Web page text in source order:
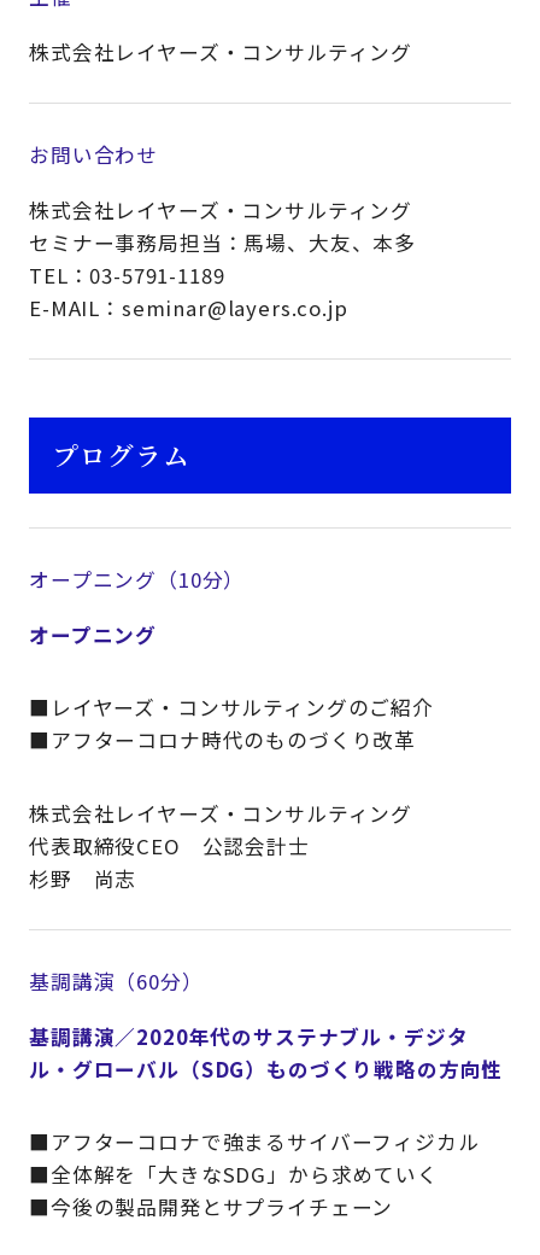
株式会社レイヤーズ・コンサルティング
お問い合わせ
株式会社レイヤーズ・コンサルティング
セミナー事務局担当：馬場、大友、本多
TEL：03-5791-1189
E-MAIL：seminar@layers.co.jp
プログラム
オープニング（10分）
オープニング
■レイヤーズ・コンサルティングのご紹介
■アフターコロナ時代のものづくり改革
株式会社レイヤーズ・コンサルティング
代表取締役CEO 公認会計士
杉野 尚志
基調講演（60分）
基調講演／2020年代のサステナブル・デジタ
ル・グローバル（SDG）ものづくり戦略の方向性
■アフターコロナで強まるサイバーフィジカル
■全体解を「大きなSDG」から求めていく
■今後の製品開発とサプライチェーン